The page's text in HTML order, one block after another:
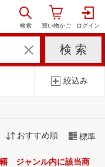
絞込み
おすすめ順 標準
ジャンル内に該当商